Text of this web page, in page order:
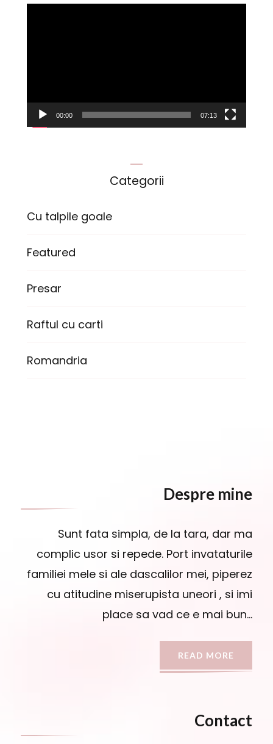
00:00 07:13
Categorii
Cu talpile goale
Featured
Presar
Raftul cu carti
Romandria
Despre mine
Sunt fata simpla, de la tara, dar ma
complic usor si repede. Port invataturile
familiei mele si ale dascalilor mei, piperez
cu atitudine miserupista uneori , si imi
place sa vad ce e mai bun…
READ MORE
Contact